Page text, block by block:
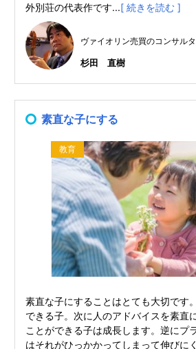
外別荘の代表作です...[ 続きを読む ]
ヴァイオリン売買のコンサル
杉田 直樹
素直な子にする
教育
素直な子にすることはとても大切です
できる子。次に人のアドバイスを素直
ことができる子は成長します。逆にプ
はそれがひっかかってしまって伸びに